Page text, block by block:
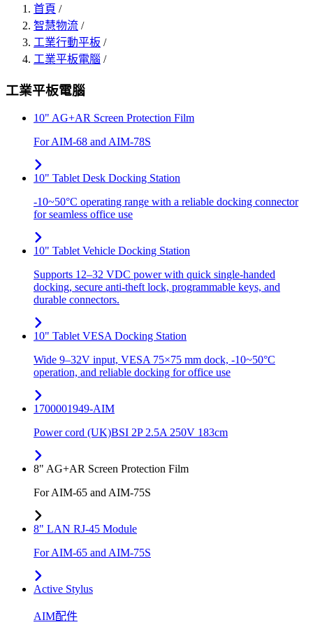
首頁 /
智慧物流 /
工業行動平板 /
工業平板電腦 /
工業平板電腦
10" AG+AR Screen Protection Film
For AIM-68 and AIM-78S
10" Tablet Desk Docking Station
-10~50°C operating range with a reliable docking connector
for seamless office use
10" Tablet Vehicle Docking Station
Supports 12–32 VDC power with quick single-handed
docking, secure anti-theft lock, programmable keys, and
durable connectors.
10" Tablet VESA Docking Station
Wide 9–32V input, VESA 75×75 mm dock, -10~50°C
operation, and reliable docking for office use
1700001949-AIM
Power cord (UK)BSI 2P 2.5A 250V 183cm
8" AG+AR Screen Protection Film
For AIM-65 and AIM-75S
8" LAN RJ-45 Module
For AIM-65 and AIM-75S
Active Stylus
AIM配件